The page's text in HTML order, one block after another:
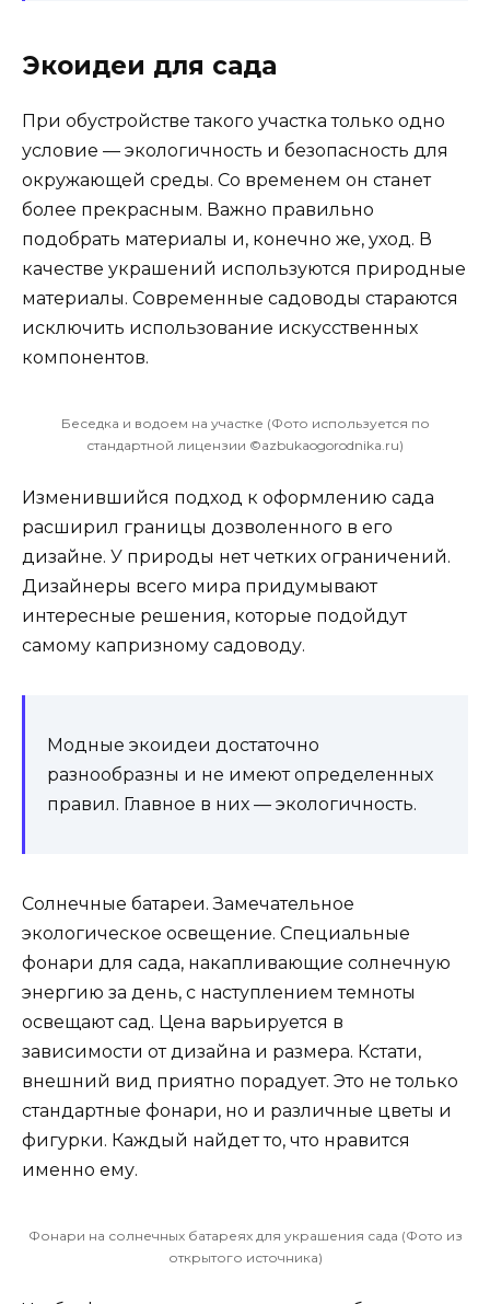
Экоидеи для сада
При обустройстве такого участка только одно
условие — экологичность и безопасность для
окружающей среды. Со временем он станет
более прекрасным. Важно правильно
подобрать материалы и, конечно же, уход. В
качестве украшений используются природные
материалы. Современные садоводы стараются
исключить использование искусственных
компонентов.
Беседка и водоем на участке (Фото используется по
стандартной лицензии ©azbukaogorodnika.ru)
Изменившийся подход к оформлению сада
расширил границы дозволенного в его
дизайне. У природы нет четких ограничений.
Дизайнеры всего мира придумывают
интересные решения, которые подойдут
самому капризному садоводу.
Модные экоидеи достаточно
разнообразны и не имеют определенных
правил. Главное в них — экологичность.
Солнечные батареи. Замечательное
экологическое освещение. Специальные
фонари для сада, накапливающие солнечную
энергию за день, с наступлением темноты
освещают сад. Цена варьируется в
зависимости от дизайна и размера. Кстати,
внешний вид приятно порадует. Это не только
стандартные фонари, но и различные цветы и
фигурки. Каждый найдет то, что нравится
именно ему.
Фонари на солнечных батареях для украшения сада (Фото из
открытого источника)